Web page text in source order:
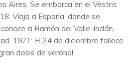
Aires. Se embarca en el Vestris
Viaja a España, donde se
a Ramón del Valle-Inclán,
1921: El 24 de diciembre fallece
dosis de veronal.